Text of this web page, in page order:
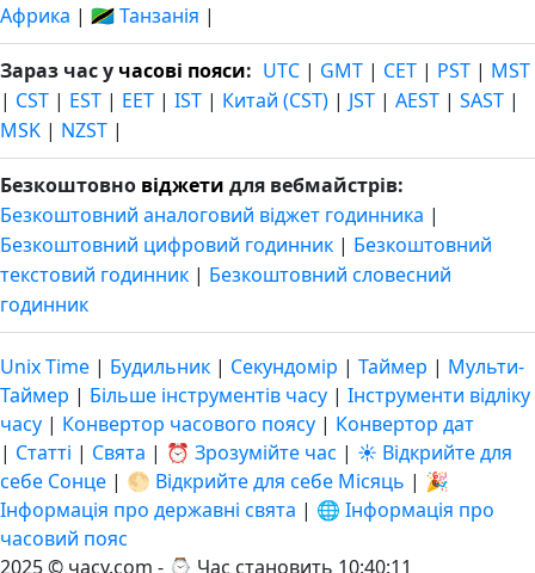
Африка | 🇹🇿 Танзанія |
Зараз час у часові пояси: UTC | GMT | CET | PST | MST
| CST | EST | EET | IST | Китай (CST) | JST | AEST | SAST |
MSK | NZST |
Безкоштовно віджети для вебмайстрів:
Безкоштовний аналоговий віджет годинника |
Безкоштовний цифровий годинник | Безкоштовний
текстовий годинник | Безкоштовний словесний
годинник
Unix Time | Будильник | Секундомір | Таймер | Мульти-
Таймер | Більше інструментів часу | Інструменти відліку
часу | Конвертор часового поясу | Конвертор дат
| Статті | Свята | ⏰ Зрозумійте час | ☀️ Відкрийте для
себе Сонце | 🌕 Відкрийте для себе Місяць | 🎉
Інформація про державні свята | 🌐 Інформація про
часовий пояс
2025 © часу.com - ⌚ Час становить 10:40:11